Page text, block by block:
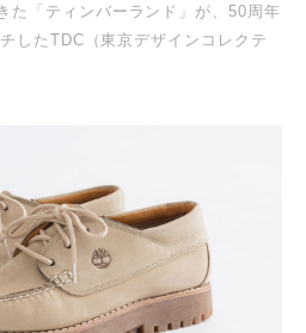
た「ティンバーランド」が、50周年
したTDC（東京デザインコレクテ